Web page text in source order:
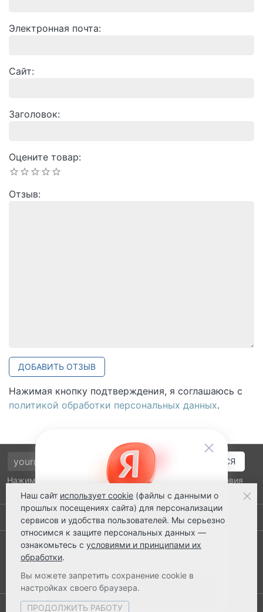
Электронная почта
Сайт
Заголовок
Оцените товар
Отзыв
ДОБАВИТЬ ОТЗЫВ
Нажимая кнопку подтверждения, я соглашаюсь с
политикой обработки персональных данных.
Нажимая на кнопку подтверждения, я принимаю условия
политики обработки персональных данных
Выполнено заказов: 52520
8 800 2018-054
Наш сайт использует cookie (файлы с данными о
прошлых посещениях сайта) для персонализации
сервисов и удобства пользователей. Мы серьезно
относимся к защите персональных данных —
ознакомьтесь с условиями и принципами их
обработки.
Вы можете запретить сохранение cookie в
настройках своего браузера.
ПРОДОЛЖИТЬ РАБОТУ